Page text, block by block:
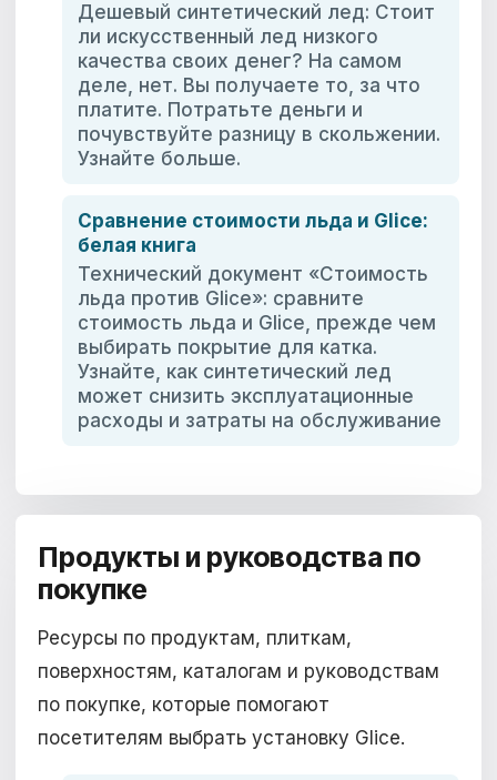
Дешевый синтетический лед: Стоит
ли искусственный лед низкого
качества своих денег? На самом
деле, нет. Вы получаете то, за что
платите. Потратьте деньги и
почувствуйте разницу в скольжении.
Узнайте больше.
Сравнение стоимости льда и Glice:
белая книга
Технический документ «Стоимость
льда против Glice»: сравните
стоимость льда и Glice, прежде чем
выбирать покрытие для катка.
Узнайте, как синтетический лед
может снизить эксплуатационные
расходы и затраты на обслуживание
Продукты и руководства по
покупке
Ресурсы по продуктам, плиткам,
поверхностям, каталогам и руководствам
по покупке, которые помогают
посетителям выбрать установку Glice.